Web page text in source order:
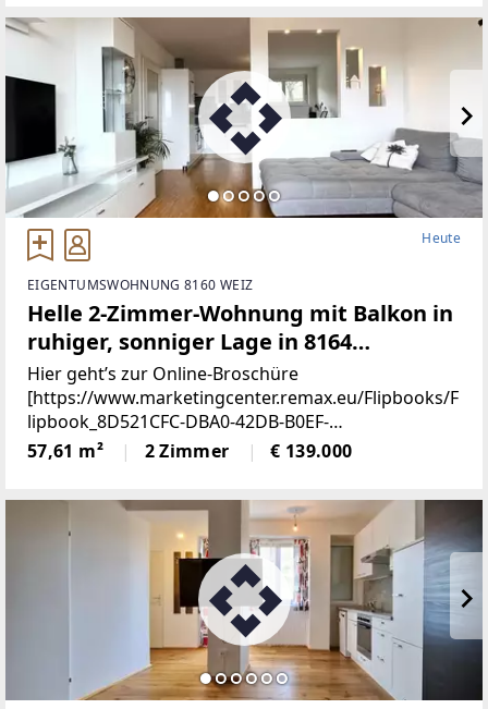
Nebengebäuden
Heute
EIGENTUMSWOHNUNG 8160 WEIZ
Helle 2-Zimmer-Wohnung mit Balkon in
ruhiger, sonniger Lage in 8164
Gutenberg, Nähe Weiz!
Hier geht’s zur Online-Broschüre
[https://www.marketingcenter.remax.eu/Flipbooks/F
lipbook_8D521CFC-DBA0-42DB-B0EF-
9DDED18A0272/mobile/index.php]Ihr neues
Zuhause in 8164 Gutenberg – sonnig, ruhig & mit
57,61 m² 2 Zimmer € 139.000